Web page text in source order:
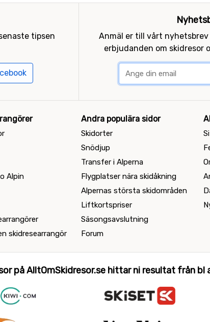
tipsen
Anmäl er till vårt
erbjudanden om skidresor
Alpin
skidresearrangör
Andra populära sidor
Skidorter
Snödjup
Transfer i Alperna
Flygplatser nära skidåkning
Alpernas största skidområden
Liftkortspriser
Säsongsavslutning
Forum
på AlltOmSkidresor.se hittar ni resultat från bl